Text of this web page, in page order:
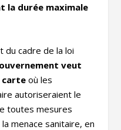
la durée maximale
cadre de la loi
veut
carte où les
autoriseraient le
toutes mesures
menace sanitaire, en